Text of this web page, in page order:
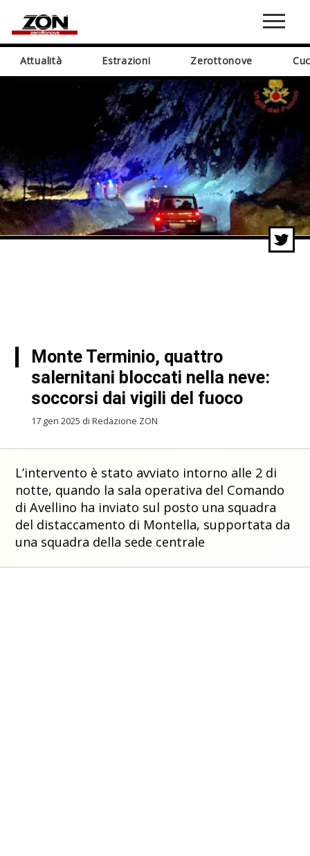
Attualità Estrazioni Zerottonove
Monte Terminio, quattro
salernitani bloccati nella neve:
soccorsi dai vigili del fuoco
17 gen 2025 di Redazione ZON
L’intervento è stato avviato intorno alle 2 di
notte, quando la sala operativa del Comando
di Avellino ha inviato sul posto una squadra
del distaccamento di Montella, supportata da
una squadra della sede centrale